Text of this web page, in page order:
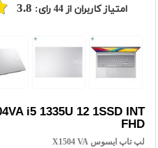
امتیاز کاربران از44 رای: 3.8
i5 1335U 12 1SSD INT
FHD
لپ تاپ ایسوس X1504 VA